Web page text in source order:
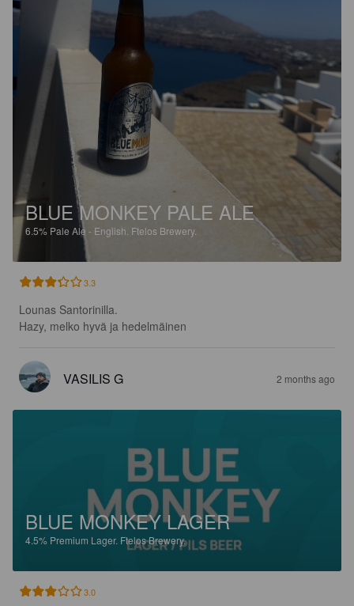
BLUE MONKEY PALE ALE
6.5% Pale Ale - English. Ftelos Brewery.
3.3
Lounas Santorinilla.
Hazy, melko hyvä ja hedelmäinen
VASILIS G 2 months ago
BLUE MONKEY LAGER
4.5% Premium Lager. Ftelos Brewery.
3.0